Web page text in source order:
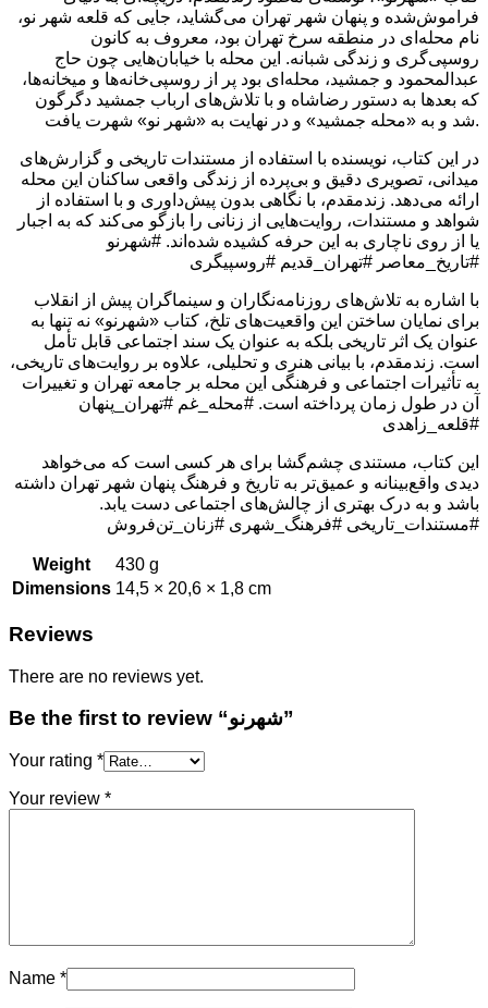
فراموش‌شده و پنهان شهر تهران می‌گشاید، جایی که قلعه شهر نو،
نام محله‌ای در منطقه سرخ تهران بود، معروف به کانون
روسپی‌گری و زندگی شبانه. این محله با خیابان‌هایی چون حاج
عبدالمحمود و جمشید، محله‌ای بود پر از روسپی‌خانه‌ها و میخانه‌ها،
که بعدها به دستور رضاشاه و با تلاش‌های ارباب جمشید دگرگون
شد و به «محله جمشید» و در نهایت به «شهر نو» شهرت یافت.
در این کتاب، نویسنده با استفاده از مستندات تاریخی و گزارش‌های
میدانی، تصویری دقیق و بی‌پرده از زندگی واقعی ساکنان این محله
ارائه می‌دهد. زندمقدم، با نگاهی بدون پیش‌داوری و با استفاده از
شواهد و مستندات، روایت‌هایی از زنانی را بازگو می‌کند که به اجبار
یا از روی ناچاری به این حرفه کشیده شده‌اند. #شهرنو
#تاریخ_معاصر #تهران_قدیم #روسپیگری
با اشاره به تلاش‌های روزنامه‌نگاران و سینماگران پیش از انقلاب
برای نمایان ساختن این واقعیت‌های تلخ، کتاب «شهرنو» نه تنها به
عنوان یک اثر تاریخی بلکه به عنوان یک سند اجتماعی قابل تأمل
است. زندمقدم، با بیانی هنری و تحلیلی، علاوه بر روایت‌های تاریخی،
به تأثیرات اجتماعی و فرهنگی این محله بر جامعه تهران و تغییرات
آن در طول زمان پرداخته است. #محله_غم #تهران_پنهان
#قلعه_زاهدی
این کتاب، مستندی چشم‌گشا برای هر کسی است که می‌خواهد
دیدی واقع‌بینانه و عمیق‌تر به تاریخ و فرهنگ پنهان شهر تهران داشته
باشد و به درک بهتری از چالش‌های اجتماعی دست یابد.
#مستندات_تاریخی #فرهنگ_شهری #زنان_تن‌فروش
Weight
430 g
Dimensions 14,5 × 20,6 × 1,8 cm
Reviews
There are no reviews yet.
Be the first to review “شهرنو”
Your rating *
Your review *
Name *